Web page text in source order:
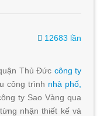
12683 lần
Thủ Đức công ty
công trình nhà phố,
ty Sao Vàng qua
nhận thiết kế và